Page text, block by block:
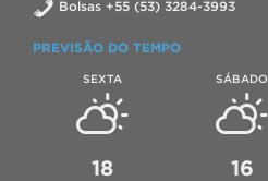
Bolsas +55 (53) 3284-3993
PREVISÃO DO TEMPO
SEXTA
18
SÁBADO
16